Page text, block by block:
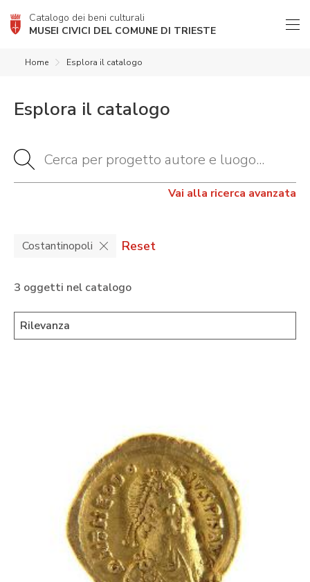
Catalogo dei beni culturali
MUSEI CIVICI DEL COMUNE DI TRIESTE
Home Esplora il catalogo
Esplora il catalogo
Vai alla ricerca avanzata
Costantinopoli Reset
3 oggetti nel catalogo